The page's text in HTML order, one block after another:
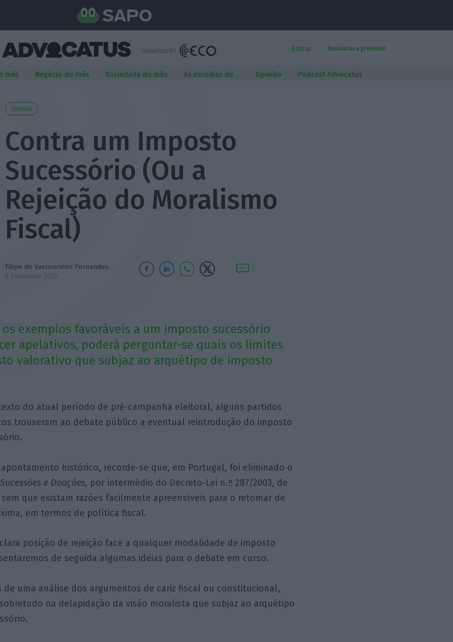
Entrar Assinatura premium
mês Negócio do mês Sociedade do mês As escolhas de… Opinião Podcast Advocatus
Opinião
Contra um Imposto
Sucessório (Ou a
Rejeição do Moralismo
Fiscal)
Filipe de Vasconcelos Fernandes
5 Fevereiro 2024
2
os exemplos favoráveis a um imposto sucessório
apelativos, poderá perguntar-se quais os limites
valorativo que subjaz ao arquétipo de imposto
do atual período de pré-campanha eleitoral, alguns partidos
trouxeram ao debate público a eventual reintrodução do imposto
histórico, recorde-se que, em Portugal, foi eliminado o
e Doações, por intermédio do Decreto-Lei n.º 287/2003, de
que existam razões facilmente apreensíveis para o retomar de
em termos de política fiscal.
posição de rejeição face a qualquer modalidade de imposto
de seguida algumas ideias para o debate em curso.
de uma análise dos argumentos de cariz fiscal ou constitucional,
na delapidação da visão moralista que subjaz ao arquétipo